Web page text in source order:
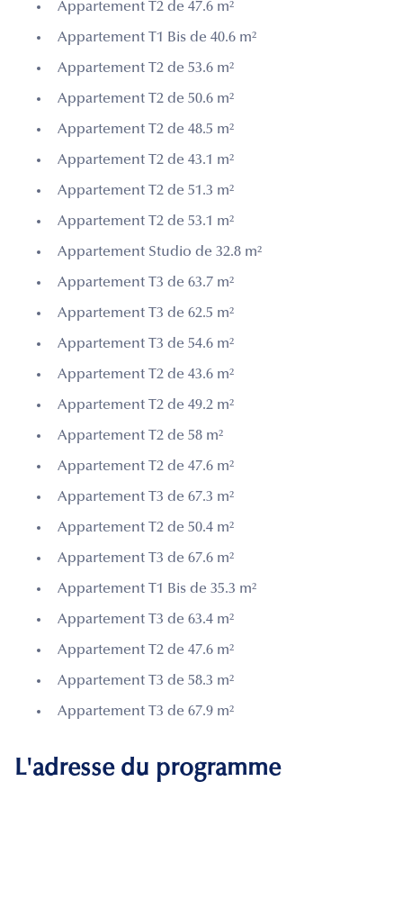
Appartement T2 de 47.6 m²
Appartement T1 Bis de 40.6 m²
Appartement T2 de 53.6 m²
Appartement T2 de 50.6 m²
Appartement T2 de 48.5 m²
Appartement T2 de 43.1 m²
Appartement T2 de 51.3 m²
Appartement T2 de 53.1 m²
Appartement Studio de 32.8 m²
Appartement T3 de 63.7 m²
Appartement T3 de 62.5 m²
Appartement T3 de 54.6 m²
Appartement T2 de 43.6 m²
Appartement T2 de 49.2 m²
Appartement T2 de 58 m²
Appartement T2 de 47.6 m²
Appartement T3 de 67.3 m²
Appartement T2 de 50.4 m²
Appartement T3 de 67.6 m²
Appartement T1 Bis de 35.3 m²
Appartement T3 de 63.4 m²
Appartement T2 de 47.6 m²
Appartement T3 de 58.3 m²
Appartement T3 de 67.9 m²
L'adresse du programme